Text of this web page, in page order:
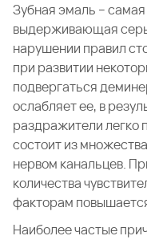
Зубная эмаль –
выдерживающая
нарушении правил
при развитии
подвергаться
ослабляет ее, в
раздражители легко
состоит из
нервом канальцев.
количества
факторам
Наиболее частые